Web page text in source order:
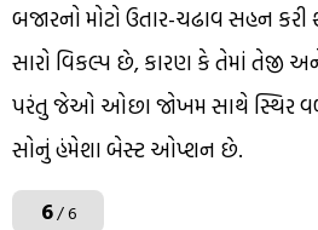
બજારનો મોટો ઉતાર-ચઢાવ સહન કરી
સારો વિકલ્પ છે, કારણ કે તેમાં તેજી
પરંતુ જેઓ ઓછા જોખમ સાથે સ્થિર
સોનું હંમેશા બેસ્ટ ઓપ્શન છે.
6/ 6